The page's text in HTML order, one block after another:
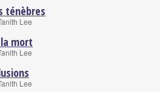
ténèbres
Lee
mort
Lee
Lee